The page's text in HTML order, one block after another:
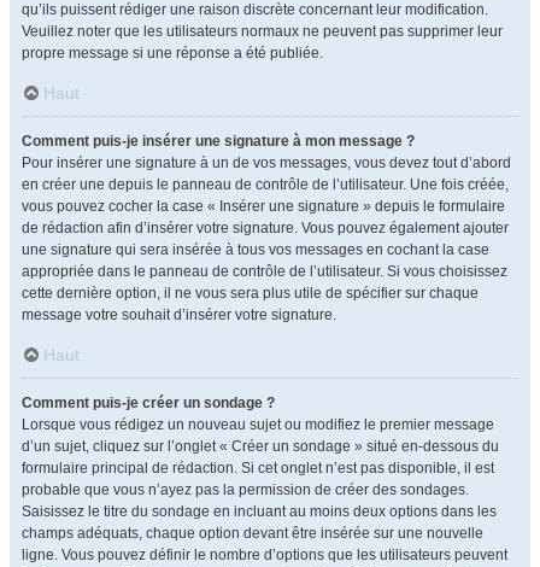
qu’ils puissent rédiger une raison discrète concernant leur modification.
Veuillez noter que les utilisateurs normaux ne peuvent pas supprimer leur
propre message si une réponse a été publiée.
Haut
Comment puis-je insérer une signature à mon message ?
Pour insérer une signature à un de vos messages, vous devez tout d’abord
en créer une depuis le panneau de contrôle de l’utilisateur. Une fois créée,
vous pouvez cocher la case « Insérer une signature » depuis le formulaire
de rédaction afin d’insérer votre signature. Vous pouvez également ajouter
une signature qui sera insérée à tous vos messages en cochant la case
appropriée dans le panneau de contrôle de l’utilisateur. Si vous choisissez
cette dernière option, il ne vous sera plus utile de spécifier sur chaque
message votre souhait d’insérer votre signature.
Haut
Comment puis-je créer un sondage ?
Lorsque vous rédigez un nouveau sujet ou modifiez le premier message
d’un sujet, cliquez sur l’onglet « Créer un sondage » situé en-dessous du
formulaire principal de rédaction. Si cet onglet n’est pas disponible, il est
probable que vous n’ayez pas la permission de créer des sondages.
Saisissez le titre du sondage en incluant au moins deux options dans les
champs adéquats, chaque option devant être insérée sur une nouvelle
ligne. Vous pouvez définir le nombre d’options que les utilisateurs peuvent